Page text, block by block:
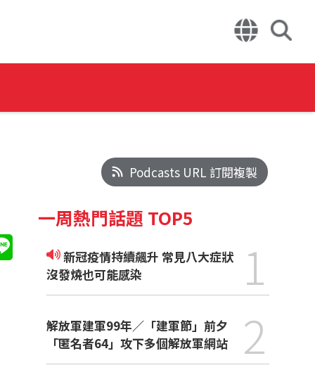
Podcasts URL 訂閱複製
一周熱門話題 TOP5
新冠疫情持續飆升 常見八大症狀
沒發燒也可能感染
1
解放軍建軍99年／「建軍節」前夕
「匿名者64」攻下多個解放軍網站
2